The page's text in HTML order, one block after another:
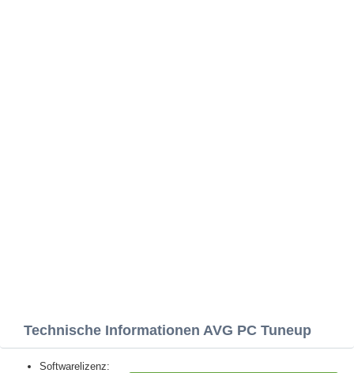
Technische Informationen AVG PC Tuneup
Softwarelizenz: